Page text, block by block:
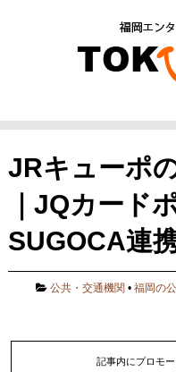
JRキューポ
｜JQカード
SUGOCA連
公共・交通機関 •福岡の
記事内にプロモ